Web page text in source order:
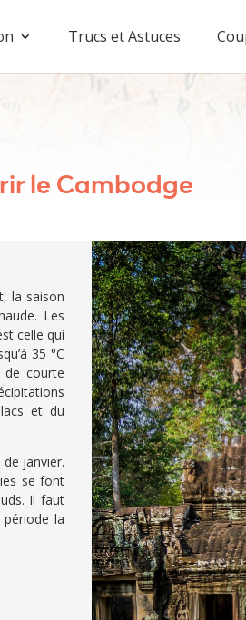
Trucs et Astuces
le Cambodge
la saison
Les
celle qui
35 °C
courte
et du
janvier.
se font
Il faut
la